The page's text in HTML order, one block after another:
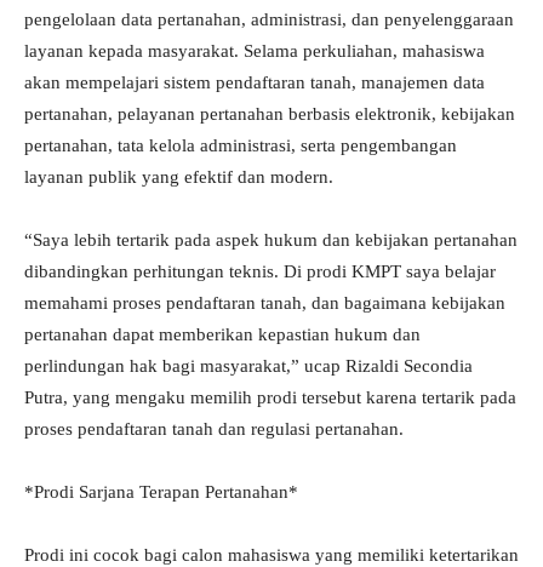
pengelolaan data pertanahan, administrasi, dan penyelenggaraan
layanan kepada masyarakat. Selama perkuliahan, mahasiswa
akan mempelajari sistem pendaftaran tanah, manajemen data
pertanahan, pelayanan pertanahan berbasis elektronik, kebijakan
pertanahan, tata kelola administrasi, serta pengembangan
layanan publik yang efektif dan modern.
“Saya lebih tertarik pada aspek hukum dan kebijakan pertanahan
dibandingkan perhitungan teknis. Di prodi KMPT saya belajar
memahami proses pendaftaran tanah, dan bagaimana kebijakan
pertanahan dapat memberikan kepastian hukum dan
perlindungan hak bagi masyarakat,” ucap Rizaldi Secondia
Putra, yang mengaku memilih prodi tersebut karena tertarik pada
proses pendaftaran tanah dan regulasi pertanahan.
*Prodi Sarjana Terapan Pertanahan*
Prodi ini cocok bagi calon mahasiswa yang memiliki ketertarikan